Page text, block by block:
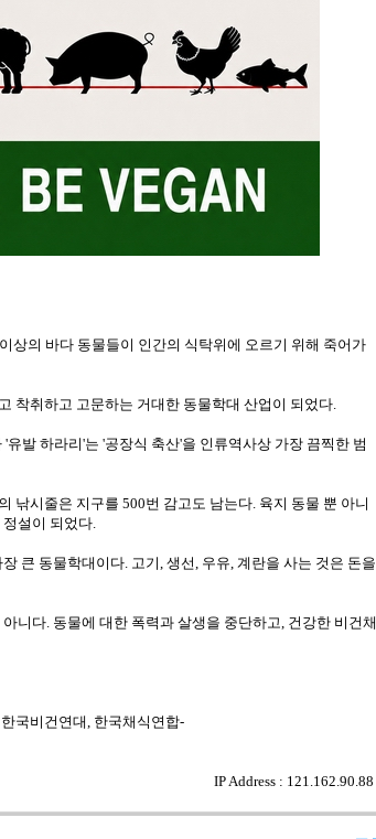
상의 바다 동물들이 인간의 식탁위에 오르기 위해 죽어가
착취하고 고문하는 거대한 동물학대 산업이 되었다.
발 하라리'는 '공장식 축산'을 인류역사상 가장 끔찍한 범
낚시줄은 지구를 500번 감고도 남는다. 육지 동물 뿐 아니
설이 되었다.
큰 동물학대이다. 고기, 생선, 우유, 계란을 사는 것은 돈을
니다. 동물에 대한 폭력과 살생을 중단하고, 건강한 비건채
국비건연대, 한국채식연합-
IP Address : 121.162.90.88